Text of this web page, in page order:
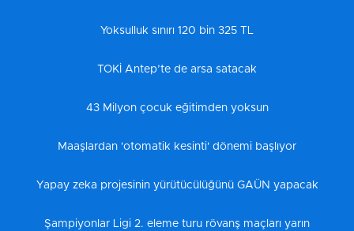
Yoksulluk sınırı 120 bin 325 TL
TOKİ Antep’te de arsa satacak
43 Milyon çocuk eğitimden yoksun
Maaşlardan 'otomatik kesinti' dönemi başlıyor
Yapay zeka projesinin yürütücülüğünü GAÜN yapacak
Şampiyonlar Ligi 2. eleme turu rövanş maçları yarın